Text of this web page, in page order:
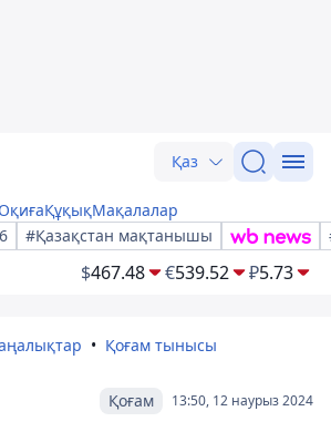
Қаз
ОқиғаҚұқықМақалалар
#Қазақстан мақтанышы
$467.48 €539.52 ₽5.73
Қоғам тынысы
13:50, 12 наурыз 2024
Қоғам